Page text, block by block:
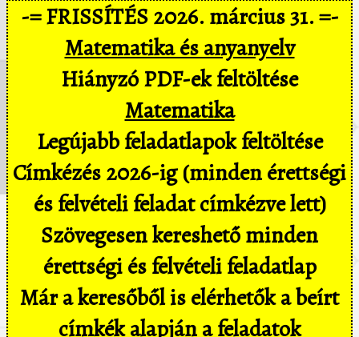
-= FRISSÍTÉS 2026. március 31. =-
Matematika és anyanyelv
Hiányzó PDF-ek feltöltése
Matematika
Legújabb feladatlapok feltöltése
Címkézés 2026-ig (minden érettségi
és felvételi feladat címkézve lett)
Szövegesen kereshető minden
érettségi és felvételi feladatlap
Már a keresőből is elérhetők a beírt
címkék alapján a feladatok